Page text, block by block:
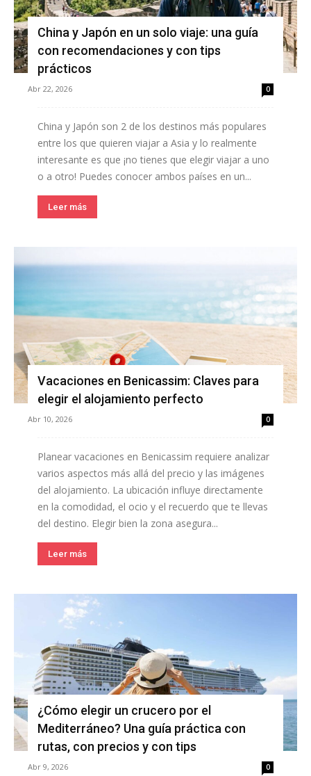
China y Japón en un solo viaje: una guía
con recomendaciones y con tips
prácticos
Abr 22, 2026 0
China y Japón son 2 de los destinos más populares
entre los que quieren viajar a Asia y lo realmente
interesante es que ¡no tienes que elegir viajar a uno
o a otro! Puedes conocer ambos países en un...
Leer más
Vacaciones en Benicassim: Claves para
elegir el alojamiento perfecto
Abr 10, 2026 0
Planear vacaciones en Benicassim requiere analizar
varios aspectos más allá del precio y las imágenes
del alojamiento. La ubicación influye directamente
en la comodidad, el ocio y el recuerdo que te llevas
del destino. Elegir bien la zona asegura...
Leer más
¿Cómo elegir un crucero por el
Mediterráneo? Una guía práctica con
rutas, con precios y con tips
Abr 9, 2026 0